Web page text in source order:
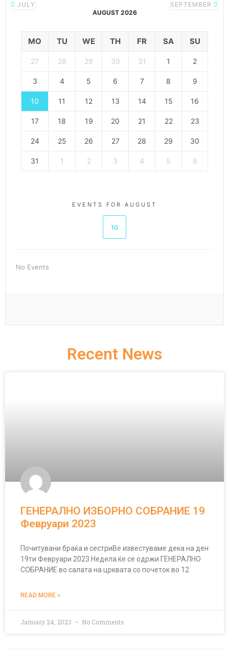
JULY
AUGUST 2026
SEPTEMBER
MO TU WE TH FR SA SU
27 28 29 30 31 1 2
3 4 5 6 7 8 9
10 11 12 13 14 15 16
17 18 19 20 21 22 23
24 25 26 27 28 29 30
31 1 2 3 4 5 6
EVENTS FOR AUGUST
10
No Events
Recent News
ГЕНЕРАЛНО ИЗБОРНО СОБРАНИЕ 19
Февруари 2023
Почитувани браќа и сестриВе известуваме дека на ден
19ти Февруари 2023 Недела ќе се одржи ГЕНЕРАЛНО
СОБРАНИЕ во салата на црквата со почеток во 12
READ MORE »
January 24, 2023 No Comments